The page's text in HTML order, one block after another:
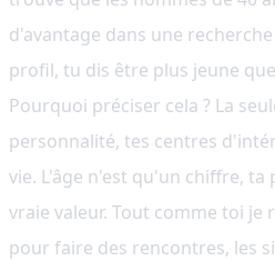
d'avantage dans une
profil, tu dis être plus jeune
Pourquoi préciser cela ? La
personnalité, tes centres
vie. L'âge n'est qu'un chiffre, ta
vraie valeur. Tout comme toi
pour faire des rencontres, les